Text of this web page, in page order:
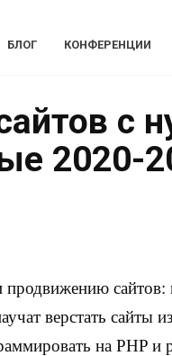
БЛОГ КОНФЕРЕНЦИИ
с
2020-
верстать сайты
на PHP и